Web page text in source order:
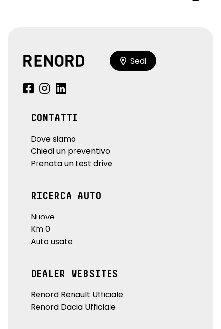
Sedi
CONTATTI
Dove siamo
Chiedi un preventivo
Prenota un test drive
RICERCA AUTO
Nuove
Km 0
Auto usate
DEALER WEBSITES
Renord Renault Ufficiale
Renord Dacia Ufficiale